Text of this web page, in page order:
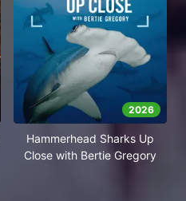
2026
Hammerhead Sharks Up
Close with Bertie Gregory